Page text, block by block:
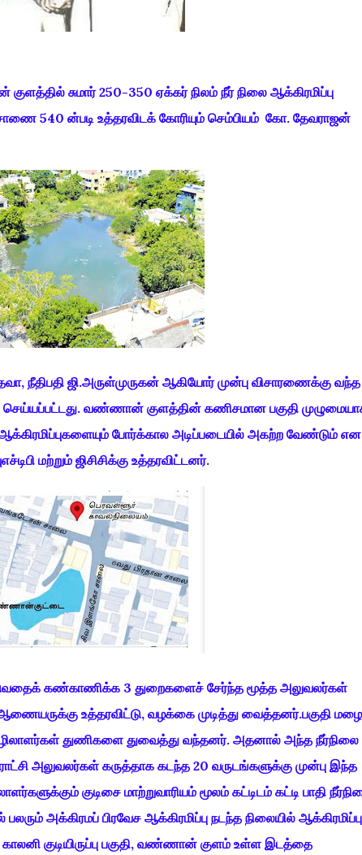
சுமார் 250-350 ஏக்கர் நிலம் நீர் நிலை ஆக்கிரமிப்பு
540 ன்படி உத்தரவிடக் கோரியும் செம்பியம் கோ. தேவராஜன்
நீதிபதி ஜி.அருள்முருகன் ஆகியோர் முன்பு விசாரணைக்கு வந்த
வண்ணான் குளத்தின் கணிசமான பகுதி
போர்க்கால அடிப்படையில் அகற்ற வேண்டும் என
மற்றும் ஜிசிசிக்கு உத்தரவிட்டனர்.
கண்காணிக்க 3 துறைகளைச் சேர்ந்த மூத்த அலுவலர்கள்
உத்தரவிட்டு, வழக்கை முடித்து வைத்தனர்.பகுதி
துணிகளை துவைத்து வந்தனர். அதனால் அந்த
அலுவலர்கள் கருத்தாக கடந்த 20 வருடங்களுக்கு முன்பு இந்த
குடிசை மாற்றுவாரியம் மூலம் கட்டிடம் கட்டி பாதி
அக்கிரமப் பிரவேச ஆக்கிரமிப்பு நடந்த நிலையில் ஆக்கிரமிப்பு
குடியிருப்பு பகுதி, வண்ணான் குளம் உள்ள இடத்தை